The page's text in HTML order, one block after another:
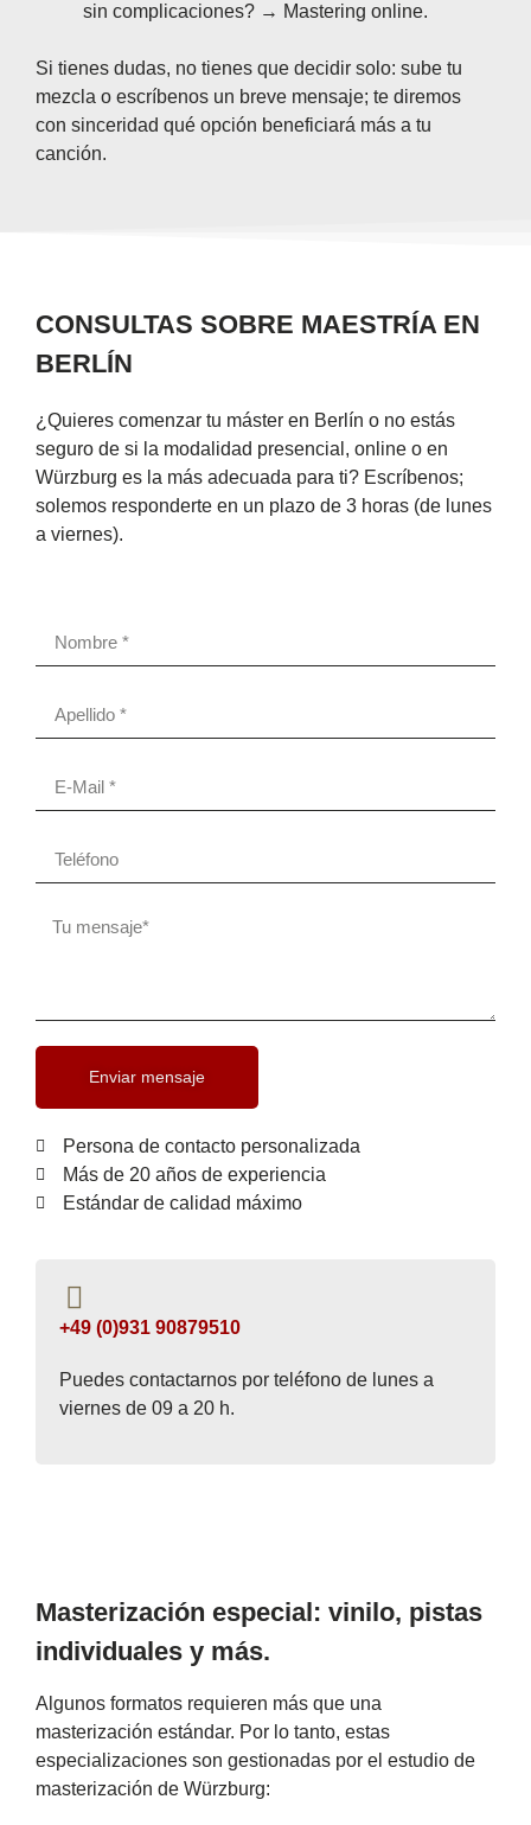
sin complicaciones? → Mastering online.
Si tienes dudas, no tienes que decidir solo: sube tu
mezcla o escríbenos un breve mensaje; te diremos
con sinceridad qué opción beneficiará más a tu
canción.
CONSULTAS SOBRE MAESTRÍA EN
BERLÍN
¿Quieres comenzar tu máster en Berlín o no estás
seguro de si la modalidad presencial, online o en
Würzburg es la más adecuada para ti? Escríbenos;
solemos responderte en un plazo de 3 horas (de lunes
a viernes).
Enviar mensaje
Persona de contacto personalizada
Más de 20 años de experiencia
Estándar de calidad máximo
+49 (0)931 90879510
Puedes contactarnos por teléfono de lunes a
viernes de 09 a 20 h.
Masterización especial: vinilo, pistas
individuales y más.
Algunos formatos requieren más que una
masterización estándar. Por lo tanto, estas
especializaciones son gestionadas por el estudio de
masterización de Würzburg: